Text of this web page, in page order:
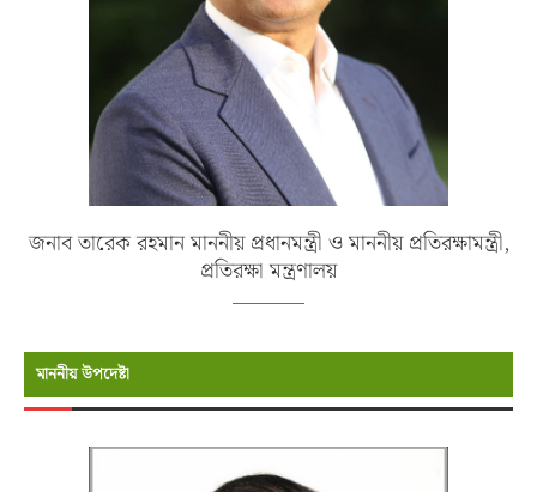
জনাব তারেক রহমান মাননীয় প্রধানমন্ত্রী ও মাননীয় প্রতিরক্ষামন্ত্রী,
প্রতিরক্ষা মন্ত্রণালয়
মাননীয় উপদেষ্টা